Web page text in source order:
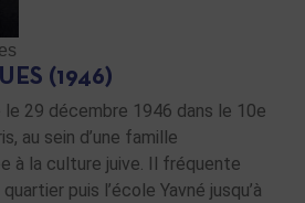
(1946)
29 décembre 1946 dans le 10e
au sein d’une famille
à la culture juive. Il fréquente
puis l’école Yavné jusqu’à